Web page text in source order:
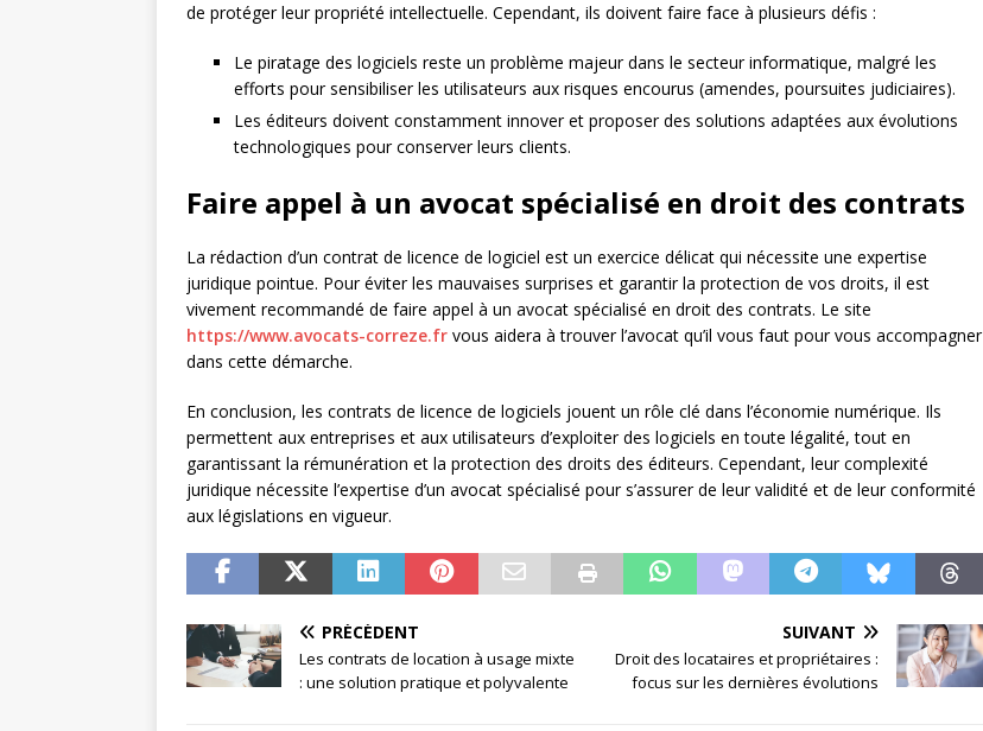
de protéger leur propriété intellectuelle. Cependant, ils doivent faire face à plusieurs défis :
Le piratage des logiciels reste un problème majeur dans le secteur informatique, malgré les
efforts pour sensibiliser les utilisateurs aux risques encourus (amendes, poursuites judiciaires).
Les éditeurs doivent constamment innover et proposer des solutions adaptées aux évolutions
technologiques pour conserver leurs clients.
Faire appel à un avocat spécialisé en droit des contrats
La rédaction d’un contrat de licence de logiciel est un exercice délicat qui nécessite une expertise
juridique pointue. Pour éviter les mauvaises surprises et garantir la protection de vos droits, il est
vivement recommandé de faire appel à un avocat spécialisé en droit des contrats. Le site
https://www.avocats-correze.fr vous aidera à trouver l’avocat qu’il vous faut pour vous accompagner
dans cette démarche.
En conclusion, les contrats de licence de logiciels jouent un rôle clé dans l’économie numérique. Ils
permettent aux entreprises et aux utilisateurs d’exploiter des logiciels en toute légalité, tout en
garantissant la rémunération et la protection des droits des éditeurs. Cependant, leur complexité
juridique nécessite l’expertise d’un avocat spécialisé pour s’assurer de leur validité et de leur conformité
aux législations en vigueur.
PRÉCÉDENT
Les contrats de location à usage mixte
: une solution pratique et polyvalente
SUIVANT
Droit des locataires et propriétaires :
focus sur les dernières évolutions